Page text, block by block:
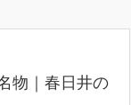
物｜春日井の